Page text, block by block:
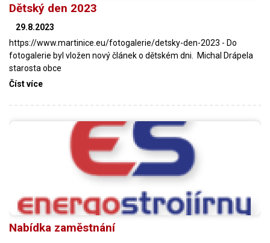
Dětský den 2023
29.8.2023
https://www.martinice.eu/fotogalerie/detsky-den-2023 - Do
fotogalerie byl vložen nový článek o dětském dni. Michal Drápela
starosta obce
Číst více
Nabídka zaměstnání